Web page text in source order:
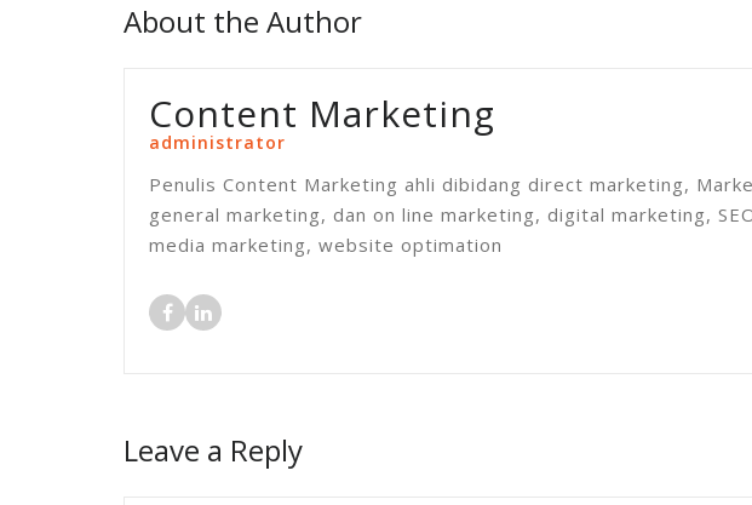
About the Author
Content Marketing
administrator
Penulis Content Marketing ahli dibidang direct marketing,
general marketing, dan on line marketing, digital marketing,
media marketing, website optimation
Leave a Reply